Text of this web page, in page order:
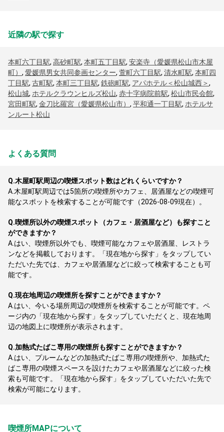
近隣の駅で探す
本町六丁目駅, 高砂町駅, 本町五丁目駅, 安楽寺（愛媛県松山市木屋
町） , 愛媛県男女共同参画センター, 萱町六丁目駅, 清水町駅, 本町四
丁目駅, 古町駅, 本町三丁目駅, 鉄砲町駅, アパホテル＜松山城西＞,
松山城, ホテルクラウンヒルズ松山, 赤十字病院前駅, 松山市民会館,
宮田町駅, 金刀比羅宮（愛媛県松山市） , 平和通一丁目駅, ホテルサ
ンルート松山
よくある質問
Q.木屋町駅周辺の喫煙スポット数はどれくらいですか？
A. 木屋町駅周辺では5箇所の喫煙所やカフェ、居酒屋などの喫煙可
能なスポットを検索することが可能です（2026-08-09現在）。
Q.喫煙所以外の喫煙スポット（カフェ・居酒屋など）も探すこと
ができますか？
A. はい、喫煙所以外でも、喫煙可能なカフェや居酒屋、レストラ
ンなどを掲載しております。「現在地から探す」をタップしてい
ただいた先では、カフェや居酒屋などに絞って検索することも可
能です。
Q.現在地周辺の喫煙所を探すことができますか？
A. はい、今いる場所周辺の喫煙所を検索することが可能です。ペ
ージ内の「現在地から探す」をタップしていただくと、現在地周
辺の地図上に喫煙所が表示されます。
Q.加熱式たばこ専用の喫煙所も探すことができますか？
A. はい、プルームなどの加熱式たばこ専用の喫煙所や、加熱式た
ばこ専用の喫煙スペースを設けたカフェや居酒屋などに絞った検
索も可能です。「現在地から探す」をタップしていただいた先で
検索が可能になります。
喫煙所MAPについて